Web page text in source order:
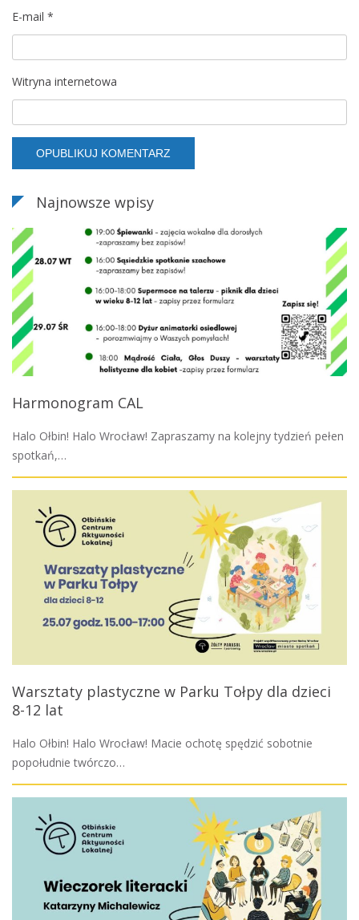
E-mail *
Witryna internetowa
Najnowsze wpisy
Harmonogram CAL
Halo Ołbin! Halo Wrocław! Zapraszamy na kolejny tydzień pełen
spotkań,…
Warsztaty plastyczne w Parku Tołpy dla dzieci
8-12 lat
Halo Ołbin! Halo Wrocław! Macie ochotę spędzić sobotnie
popołudnie twórczo…